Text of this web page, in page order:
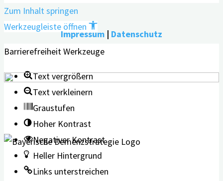
Impressum | Datenschutz
Zum Inhalt springen
Werkzeugleiste öffnen
Barrierefreiheit Werkzeuge
Text vergrößern
Text verkleinern
Graustufen
Hoher Kontrast
Negativer Kontrast
Heller Hintergrund
Links unterstreichen